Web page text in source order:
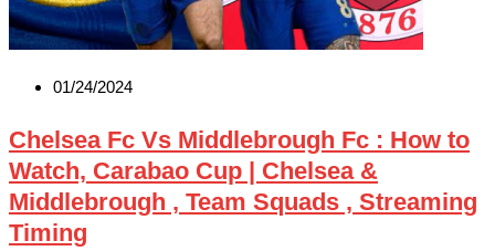
01/24/2024
Chelsea Fc Vs Middlebrough Fc : How to
Watch, Carabao Cup | Chelsea &
Middlebrough , Team Squads , Streaming
Timing